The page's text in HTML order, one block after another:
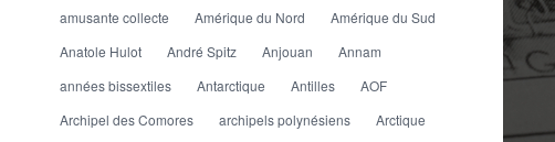
amusante collecte
Amérique du Nord
Amérique du Sud
Anatole Hulot
André Spitz Anjouan
Annam
années bissextiles
Antarctique Antilles
AOF
Archipel des Comores
archipels polynésiens
Arctique